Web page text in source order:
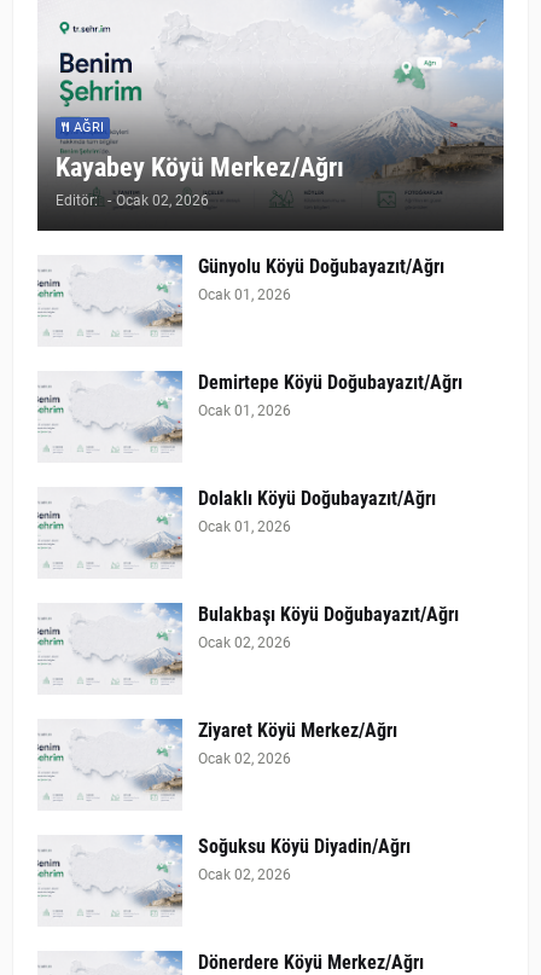
AĞRI
Kayabey Köyü Merkez/Ağrı
Editör: - Ocak 02, 2026
Günyolu Köyü Doğubayazıt/Ağrı
Ocak 01, 2026
Demirtepe Köyü Doğubayazıt/Ağrı
Ocak 01, 2026
Dolaklı Köyü Doğubayazıt/Ağrı
Ocak 01, 2026
Bulakbaşı Köyü Doğubayazıt/Ağrı
Ocak 02, 2026
Ziyaret Köyü Merkez/Ağrı
Ocak 02, 2026
Soğuksu Köyü Diyadin/Ağrı
Ocak 02, 2026
Dönerdere Köyü Merkez/Ağrı